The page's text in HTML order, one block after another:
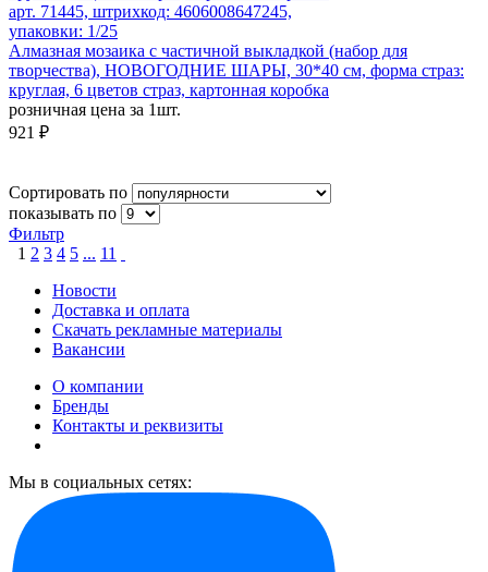
арт. 71445, штрихкод: 4606008647245,
упаковки: 1/25
Алмазная мозаика с частичной выкладкой (набор для
творчества), НОВОГОДНИЕ ШАРЫ, 30*40 см, форма страз:
круглая, 6 цветов страз, картонная коробка
розничная цена за 1шт.
921 ₽
Сортировать по
показывать по
Фильтр
1 2 3 4 5 ... 11
Новости
Доставка и оплата
Скачать рекламные материалы
Вакансии
О компании
Бренды
Контакты и реквизиты
Мы в социальных сетях: